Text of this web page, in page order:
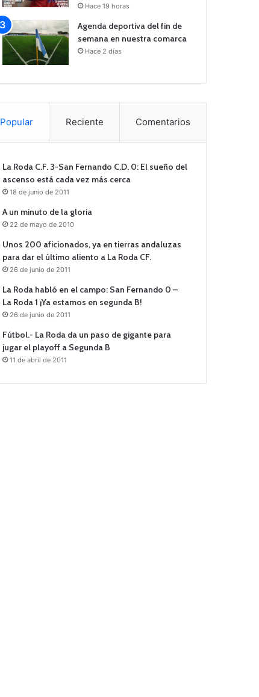
Hace 19 horas
Agenda deportiva del fin de
semana en nuestra comarca
Hace 2 días
Popular Reciente Comentarios
La Roda C.F. 3-San Fernando C.D. 0: El sueño del
ascenso está cada vez más cerca
18 de junio de 2011
A un minuto de la gloria
22 de mayo de 2010
Unos 200 aficionados, ya en tierras andaluzas
para dar el último aliento a La Roda CF.
26 de junio de 2011
La Roda habló en el campo: San Fernando 0 –
La Roda 1 ¡Ya estamos en segunda B!
26 de junio de 2011
Fútbol.- La Roda da un paso de gigante para
jugar el playoff a Segunda B
11 de abril de 2011